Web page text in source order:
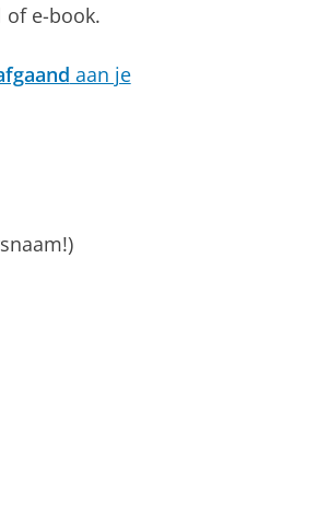
of e-book.
aan je